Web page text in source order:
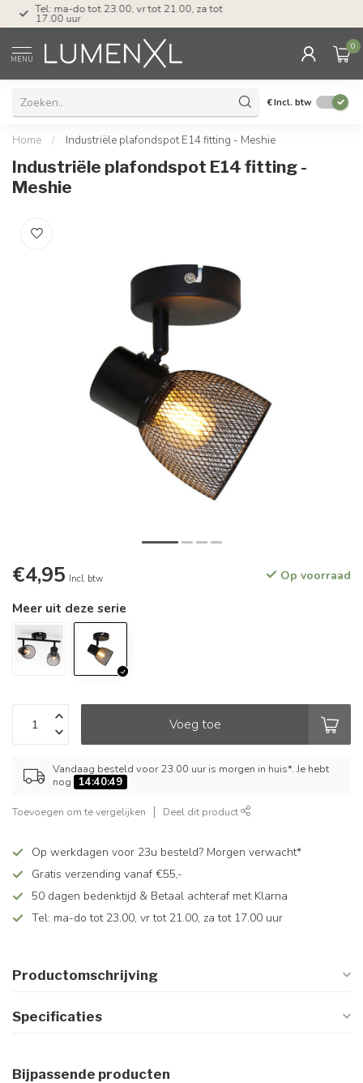
Tel: ma-do tot 23.00, vr tot 21.00, za tot
17.00 uur
MENU
0
€Incl. btw
Home / Industriële plafondspot E14 fitting - Meshie
Industriële plafondspot E14 fitting -
Meshie
€4,95 Incl. btw Op voorraad
Meer uit deze serie
Voeg toe
Vandaag besteld voor 23.00 uur is morgen in huis*. Je hebt
nog
14:40:49
Toevoegen om te vergelijken Deel dit product
Op werkdagen voor 23u besteld? Morgen verwacht*
Gratis verzending vanaf €55,-
50 dagen bedenktijd & Betaal achteraf met Klarna
Tel: ma-do tot 23.00, vr tot 21.00, za tot 17.00 uur
Productomschrijving
Specificaties
Bijpassende producten